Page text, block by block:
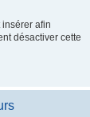
insérer afin
désactiver cette